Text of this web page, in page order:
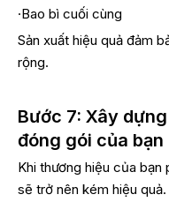
·Bao bì cuối cùng
Sản xuất hiệu quả đảm
rộng.
Bước 7: Xây
đóng gói của bạn
Khi thương hiệu của
sẽ trở nên kém hiệu